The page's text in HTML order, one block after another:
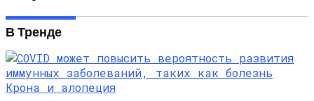
В Тренде